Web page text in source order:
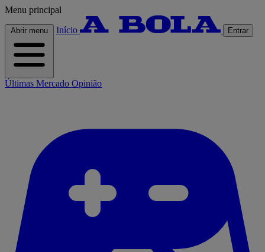
Menu principal
Abrir menu Início Entrar
Últimas Mercado Opinião